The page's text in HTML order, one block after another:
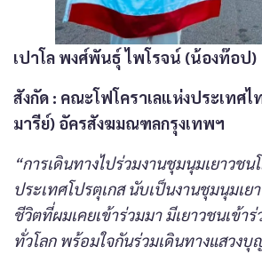
เปาโล พงศ์พันธุ์ ไพโรจน์ (น้องท๊อป)
สังกัด : คณะโฟโคราเลแห่งประเทศ
มารีย์) อัครสังฆมณฑลกรุงเทพฯ
“การเดินทางไปร่วมงานชุมนุมเยาวชน
ประเทศโปรตุเกส นับเป็นงานชุมนุมเ
ชีวิตที่ผมเคยเข้าร่วมมา มีเยาวชนเข้า
ทั่วโลก พร้อมใจกันร่วมเดินทางแสวง